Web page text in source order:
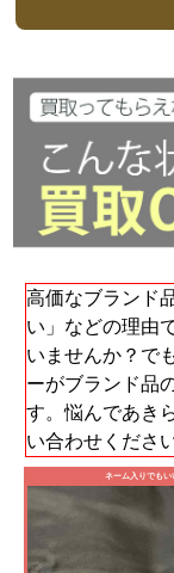
高価なブランド
い」などの理由
いませんか？で
ーがブランド品
す。悩んであき
い合わせくださ
ネーム入りでもい